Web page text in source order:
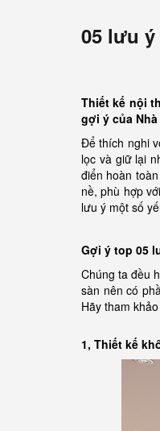
05 lưu
Thiết kế nội
gợi ý của
Để thích nghi
lọc và giữ lại
điển hoàn
nề, phù hợp
lưu ý một số
Gợi ý top 05
Chúng ta đều
sàn nên có
Hãy tham
1, Thiết kế